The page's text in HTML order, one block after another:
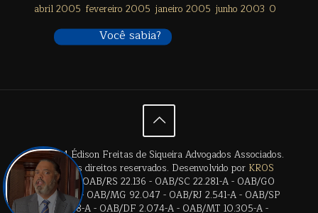
abril 2005 fevereiro 2005 janeiro 2005 junho 2003 0
© 2024 Édison Freitas de Siqueira Advogados Associados.
Todos os direitos reservados. Desenvolvido por KROS
Digital . | OAB/RS 22.136 - OAB/SC 22.281-A - OAB/GO
28.659-A - OAB/MG 92.047 - OAB/RJ 2.541-A - OAB/SP
17.2838-A - OAB/DF 2.074-A - OAB/MT 10.305-A -
Você sabia?